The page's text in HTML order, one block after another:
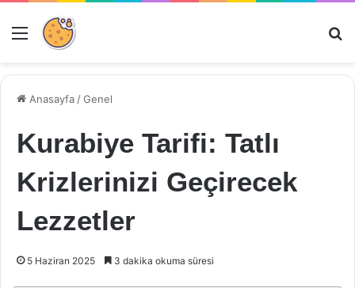
Menü
Anasayfa /Genel
Kurabiye Tarifi: Tatlı
Krizlerinizi Geçirecek
Lezzetler
5 Haziran 2025 3 dakika okuma süresi